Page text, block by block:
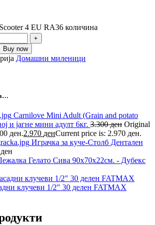
4 EU RA36 количина
Buy now
Домашни миленици
Carnilove Mini Adult (Grain and potato
и јагне мини адулт 6кг. 3.300ден Original
ден.2.970 денCurrent price is: 2.970 ден.
Играчка за куче-Столб Дентален
ден
Гелато Сива 90х70х22см. - Дубекс
клучеви 1/2" 30 делен FATMAX